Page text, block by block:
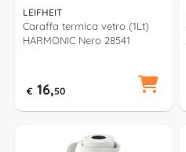
LEIFHEIT
Caraffa termica vetro (1Lt)
HARMONIC Nero 28541
€ 16,50